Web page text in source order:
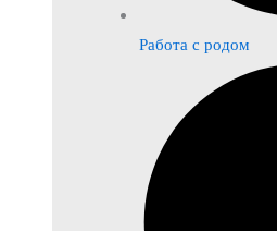
Работа с родом